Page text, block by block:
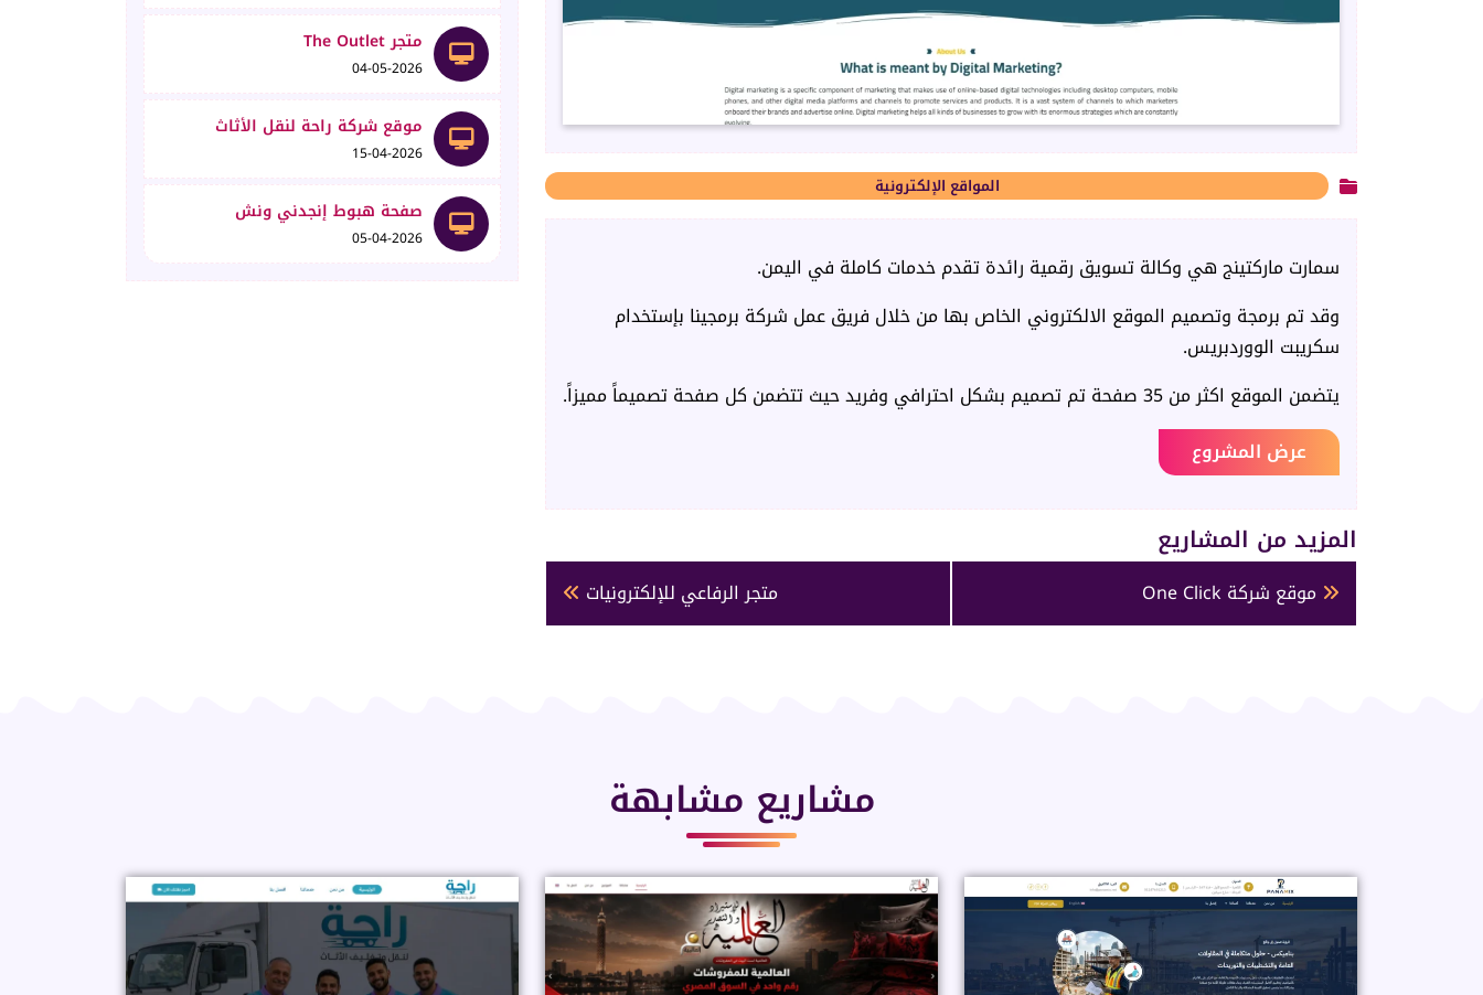
المواقع الإلكترونية
سمارت ماركتينج هي وكالة تسويق رقمية رائدة تقدم خدمات كاملة في اليمن.
وقد تم برمجة وتصميم الموقع الالكتروني الخاص بها من خلال فريق عمل شركة برمجينا بإستخدام
سكريبت الووردبريس.
يتضمن الموقع اكثر من 35 صفحة تم تصميم بشكل احترافي وفريد حيث تتضمن كل صفحة تصميماً مميزاً.
عرض المشروع
المزيد من المشاريع
موقع شركة One Click متجر الرفاعي للإلكترونيات
متجر The Outlet
04-05-2026
موقع شركة راحة لنقل الأثاث
15-04-2026
صفحة هبوط إنجدني ونش
05-04-2026
مشاريع مشابهة